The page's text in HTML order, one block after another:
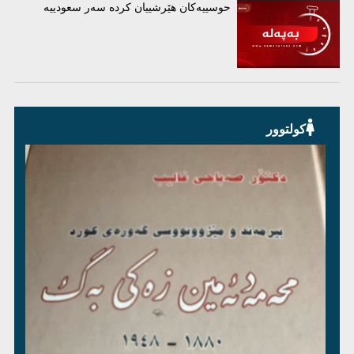
حوسییەکان هێرشییان کردە سەر سعودییە
کولتوور